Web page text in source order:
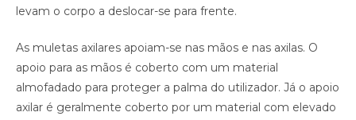
levam o corpo a deslocar-se para frente.
As muletas axilares apoiam-se nas mãos e nas axilas. O
apoio para as mãos é coberto com um material
almofadado para proteger a palma do utilizador. Já o apoio
axilar é geralmente coberto por um material com elevado